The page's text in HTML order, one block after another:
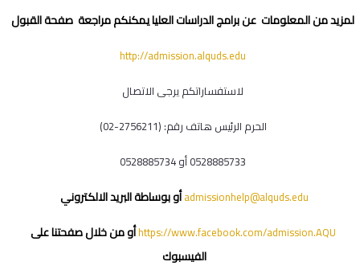
لمزيد من المعلومات عن برامج الدراسات العليا يمكنكم مراجعة صفحة القبول
http://admission.alquds.edu
لاستفساراتكم يرجى الاتصال
الحرم الرئيس هاتف رقم: (2756211-02)
0528885733 أو 0528885734
admissionhelp@alquds.eduأو بوساطة البريد الالكتروني
https://www.facebook.com/admission.AQUأو من خلال صفحتنا على
الفيسبوك